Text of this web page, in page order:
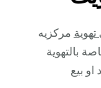
مركزيه
بالتهوية
بيع